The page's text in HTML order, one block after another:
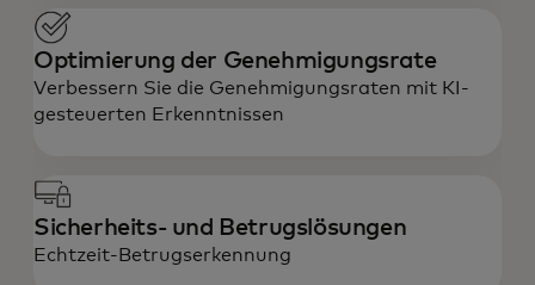
Optimierung der Genehmigungsrate
Verbessern Sie die Genehmigungsraten mit KI-
gesteuerten Erkenntnissen
Sicherheits- und Betrugslösungen
Echtzeit-Betrugserkennung